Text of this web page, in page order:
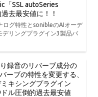
「SSL autoSeries
去最安値に！！
ログ特性とsonibleのAIオーデ
デリングプラグイン3製品バ
録音のリバーブ成分の
ーブの特性を変更する、
キシングプラグイン
ル圧倒的過去最安値